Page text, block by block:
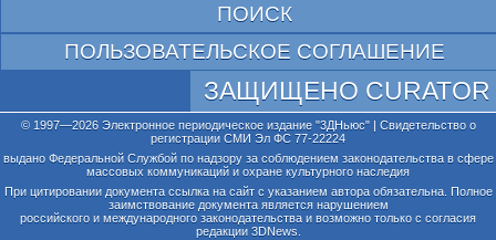
ПОИСК
ПОЛЬЗОВАТЕЛЬСКОЕ СОГЛАШЕНИЕ
ЗАЩИЩЕНО CURATOR
© 1997—2026 Электронное периодическое издание "3ДНьюс" | Свидетельство о
регистрации СМИ Эл ФС 77-22224
выдано Федеральной Службой по надзору за соблюдением законодательства в сфере
массовых коммуникаций и охране культурного наследия
При цитировании документа ссылка на сайт с указанием автора обязательна. Полное
заимствование документа является нарушением
российского и международного законодательства и возможно только с согласия
редакции 3DNews.